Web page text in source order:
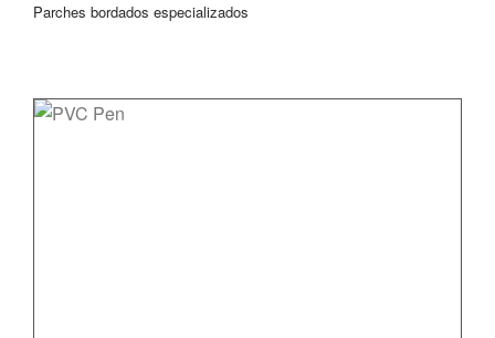
Parches bordados especializados